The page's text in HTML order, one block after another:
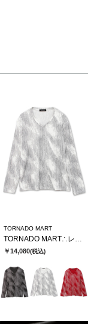
TORNADO MART
￥14,080(税込)